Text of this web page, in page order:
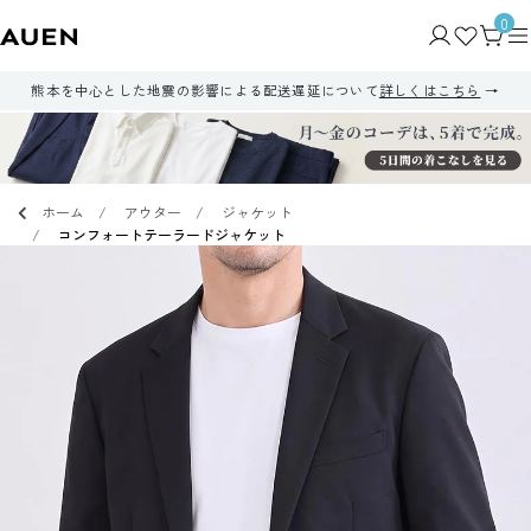
0
熊本を中心とした地震の影響による配送遅延について詳しくはこちら
ホーム アウター
ジャケット
コンフォートテーラードジャケット